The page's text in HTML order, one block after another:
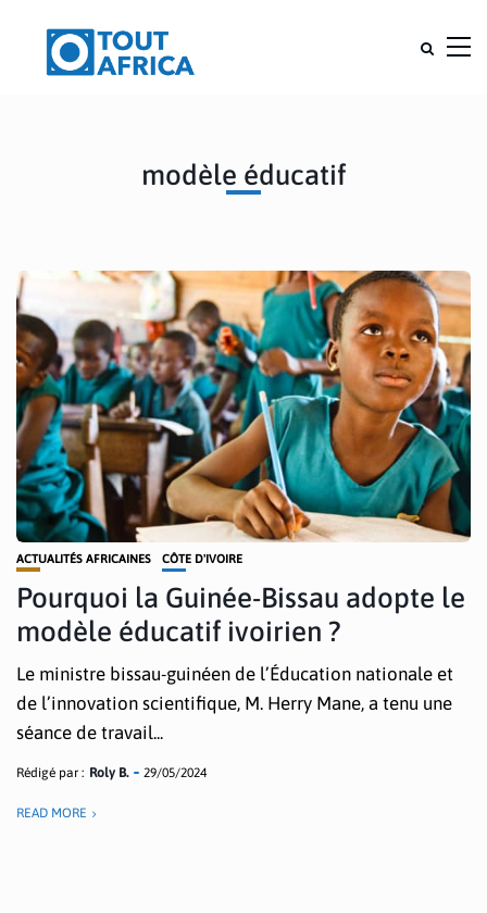
modèle éducatif
ACTUALITÉS AFRICAINES CÔTE D'IVOIRE
Pourquoi la Guinée-Bissau adopte le
modèle éducatif ivoirien ?
Le ministre bissau-guinéen de l’Éducation nationale et
de l’innovation scientifique, M. Herry Mane, a tenu une
séance de travail...
Rédigé par : Roly B. 29/05/2024
READ MORE